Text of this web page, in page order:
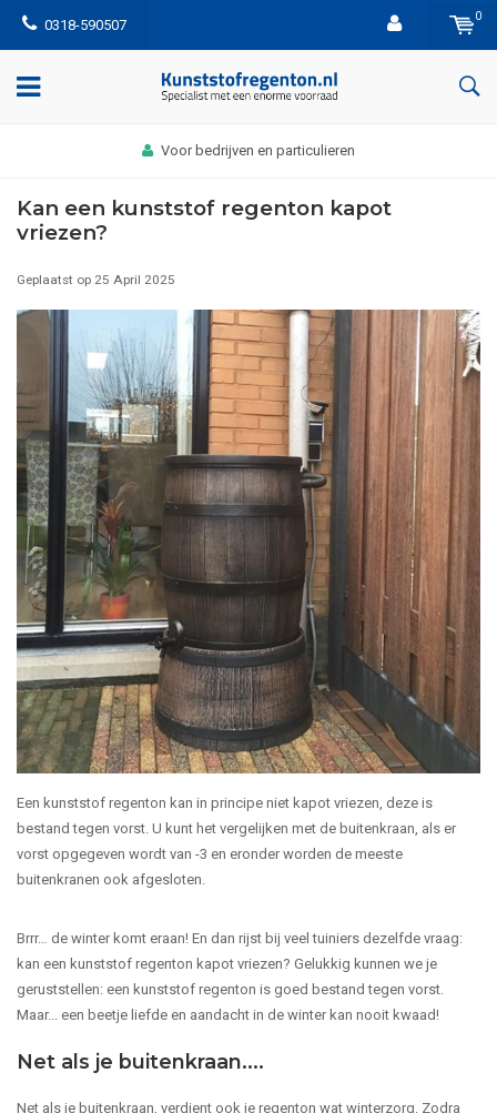
0318-590507
0
Voor bedrijven en particulieren
Kan een kunststof regenton kapot
vriezen?
Geplaatst op 25 April 2025
Een kunststof regenton kan in principe niet kapot vriezen, deze is
bestand tegen vorst. U kunt het vergelijken met de buitenkraan, als er
vorst opgegeven wordt van -3 en eronder worden de meeste
buitenkranen ook afgesloten.
Brrr… de winter komt eraan! En dan rijst bij veel tuiniers dezelfde vraag:
kan een kunststof regenton kapot vriezen? Gelukkig kunnen we je
geruststellen: een kunststof regenton is goed bestand tegen vorst.
Maar... een beetje liefde en aandacht in de winter kan nooit kwaad!
Net als je buitenkraan....
Net als je buitenkraan, verdient ook je regenton wat winterzorg. Zodra